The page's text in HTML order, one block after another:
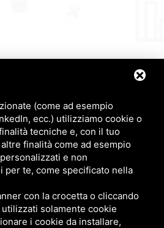
aggiornato!
(come ad esempio
ecc.) utilizziamo cookie o
tecniche e, con il tuo
finalità come ad esempio
e non
per te, come specificato nella
con la crocetta o cliccando
solamente cookie
i cookie da installare,